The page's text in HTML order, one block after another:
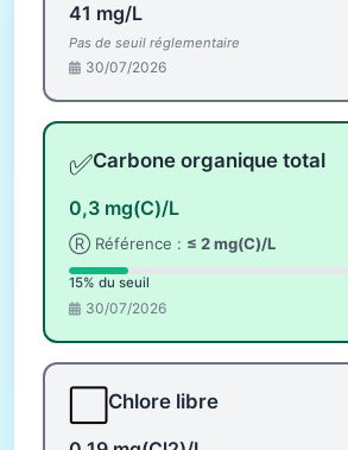
41 mg/L
Pas de seuil réglementaire
30/07/2026
✅Carbone organique total
0,3 mg(C)/L
Ⓡ Référence : ≤ 2 mg(C)/L
15% du seuil
30/07/2026
Chlore libre